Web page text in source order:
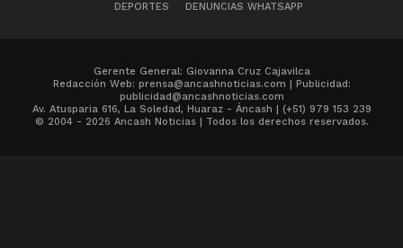
DEPORTES
DENUNCIAS WHATSAPP
Gerente General: Giovanna Cruz Cajavilca
Redacción Web: prensa@ancashnoticias.com | Publicidad:
publicidad@ancashnoticias.com
Av. Atusparia 616, La Soledad, Huaraz - Áncash | (+51) 979 153 239
© 2004 - 2026 Ancash Noticias | Todos los derechos reservados.